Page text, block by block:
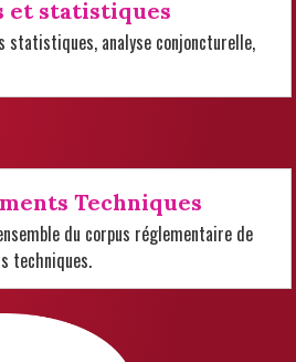
et statistiques
statistiques, analyse conjoncturelle,
Techniques
du corpus réglementaire de
techniques.